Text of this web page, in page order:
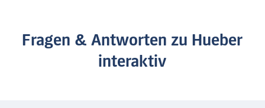
Fragen & Antworten zu Hueber
interaktiv